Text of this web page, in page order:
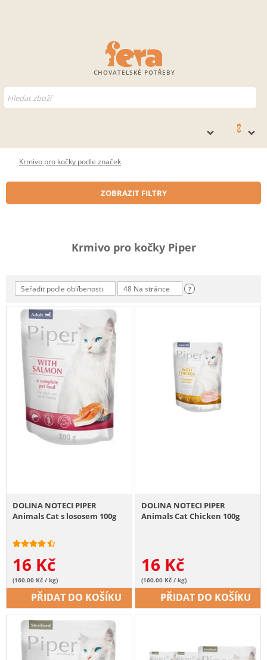
CHOVATELSKÉ POTŘEBY
0
Krmivo pro kočky podle značek
ZOBRAZIT FILTRY
Krmivo pro kočky Piper
Seřadit podle oblíbenosti 48 Na stránce ?
DOLINA NOTECI PIPER
Animals Cat s lososem 100g
16 Kč
(160.00 Kč / kg)
PŘIDAT DO KOŠÍKU
DOLINA NOTECI PIPER
Animals Cat Chicken 100g
16 Kč
(160.00 Kč / kg)
PŘIDAT DO KOŠÍKU